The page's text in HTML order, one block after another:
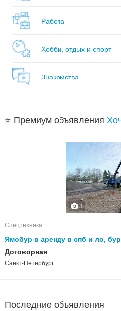
Работа
Хобби, отдых и спорт
Знакомства
⭐ Премиум объявления
3
Спецтехника
Ямобур в аренду в спб и ло,
Договорная
Санкт-Петербург
Последние объявления